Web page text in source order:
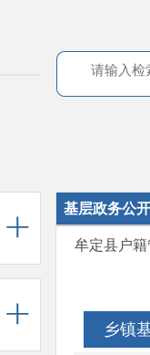
基层政务公
牟定县户
乡镇